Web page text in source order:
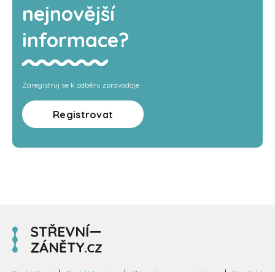
nejnovější
informace?
Zaregistruj se k odběru zpravodaje
Registrovat